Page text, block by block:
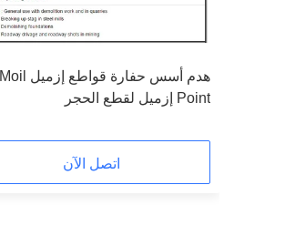
هدم أسس حفارة قواطع إزميل Moil
Point إزميل لقطع الحجر
اتصل الآن